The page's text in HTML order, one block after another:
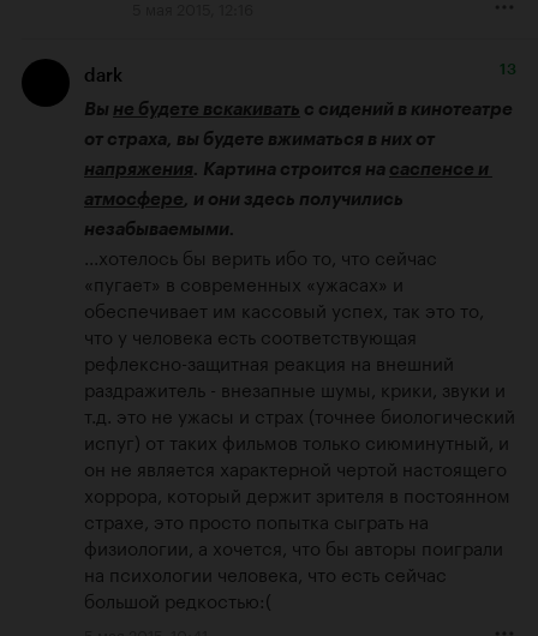
dark 13
Вы не будете вскакивать с сидений в кинотеатре
напряжения. Картина строится на саспенсе и
атмосфере, и они здесь получились
незабываемыми.
...хотелось бы верить ибо то, что сейчас
«пугает» в современных «ужасах» и
обеспечивает им кассовый успех, так это то,
что у человека есть соответствующая
рефлексно-защитная реакция на внешний
раздражитель - внезапные шумы, крики, звуки и
т.д. это не ужасы и страх (точнее биологический
испуг) от таких фильмов только сиюминутный, и
он не является характерной чертой настоящего
хоррора, который держит зрителя в постоянном
страхе, это просто попытка сыграть на
физиологии, а хочется, что бы авторы поиграли
на психологии человека, что есть сейчас
большой редкостью:(